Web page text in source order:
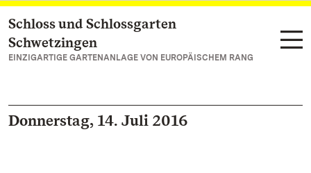
Zum Hauptinhalt springen
Schloss und Schlossgarten
Schwetzingen
EINZIGARTIGE GARTENANLAGE VON EUROPÄISCHEM RANG
Donnerstag, 14. Juli 2016